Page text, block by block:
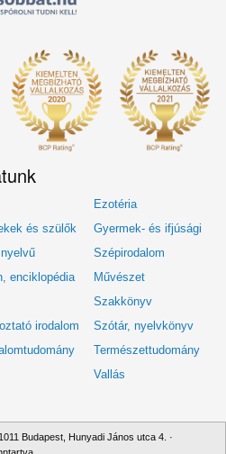
Ezotéria
és szülők
Gyermek- és ifjúsági
Szépirodalom
enciklopédia
Művészet
Szakkönyv
irodalom
Szótár, nyelvkönyv
Természettudomány
Vallás
Budapest, Hunyadi János utca 4. ·